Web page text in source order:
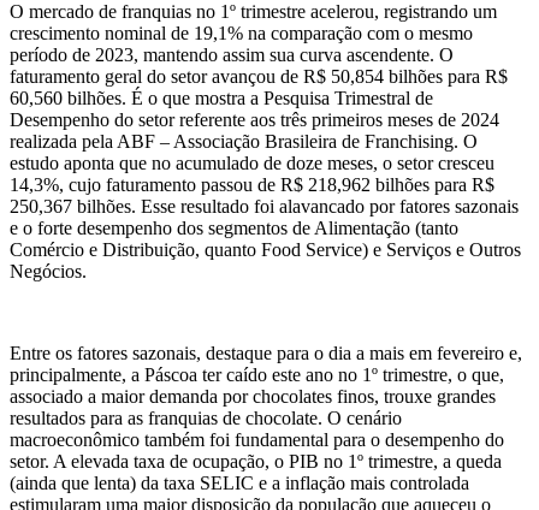
O mercado de franquias no 1º trimestre acelerou, registrando um
crescimento nominal de 19,1% na comparação com o mesmo
período de 2023, mantendo assim sua curva ascendente. O
faturamento geral do setor avançou de R$ 50,854 bilhões para R$
60,560 bilhões. É o que mostra a Pesquisa Trimestral de
Desempenho do setor referente aos três primeiros meses de 2024
realizada pela ABF – Associação Brasileira de Franchising. O
estudo aponta que no acumulado de doze meses, o setor cresceu
14,3%, cujo faturamento passou de R$ 218,962 bilhões para R$
250,367 bilhões. Esse resultado foi alavancado por fatores sazonais
e o forte desempenho dos segmentos de Alimentação (tanto
Comércio e Distribuição, quanto Food Service) e Serviços e Outros
Negócios.
Entre os fatores sazonais, destaque para o dia a mais em fevereiro e,
principalmente, a Páscoa ter caído este ano no 1º trimestre, o que,
associado a maior demanda por chocolates finos, trouxe grandes
resultados para as franquias de chocolate. O cenário
macroeconômico também foi fundamental para o desempenho do
setor. A elevada taxa de ocupação, o PIB no 1º trimestre, a queda
(ainda que lenta) da taxa SELIC e a inflação mais controlada
estimularam uma maior disposição da população que aqueceu o